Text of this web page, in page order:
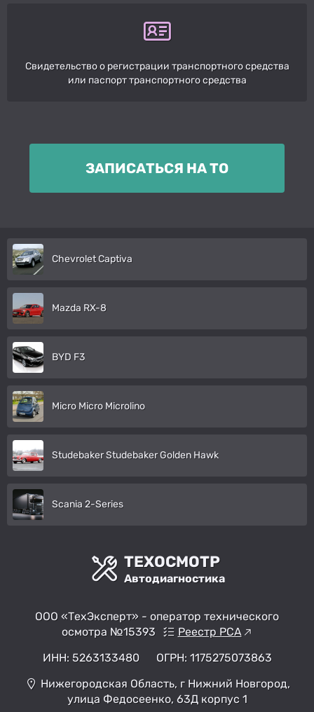
Свидетельство о регистрации транспортного средства
или паспорт транспортного средства
ЗАПИСАТЬСЯ НА ТО
Chevrolet Captiva
Mazda RX-8
BYD F3
Micro Micro Microlino
Studebaker Studebaker Golden Hawk
Scania 2-Series
ТЕХОСМОТР
Автодиагностика
ООО «ТехЭксперт» - оператор технического
осмотра №15393
Реестр РСА
ИНН: 5263133480
ОГРН: 1175275073863
Нижегородская Область, г Нижний Новгород,
улица Федосеенко, 63Д корпус 1